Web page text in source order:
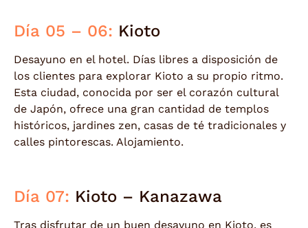
Día 05 – 06: Kioto
Desayuno en el hotel. Días libres a disposición de
los clientes para explorar Kioto a su propio ritmo.
Esta ciudad, conocida por ser el corazón cultural
de Japón, ofrece una gran cantidad de templos
históricos, jardines zen, casas de té tradicionales y
calles pintorescas. Alojamiento.
Día 07: Kioto – Kanazawa
Tras disfrutar de un buen desayuno en Kioto, es